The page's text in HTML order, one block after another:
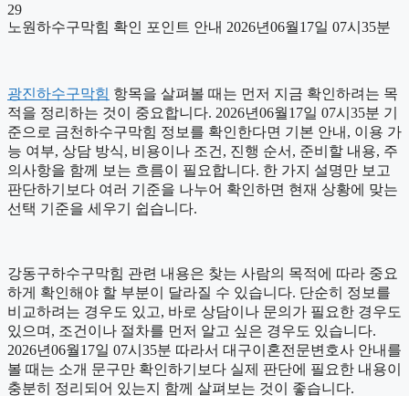
29
노원하수구막힘 확인 포인트 안내 2026년06월17일 07시35분
광진하수구막힘 항목을 살펴볼 때는 먼저 지금 확인하려는 목
적을 정리하는 것이 중요합니다. 2026년06월17일 07시35분 기
준으로 금천하수구막힘 정보를 확인한다면 기본 안내, 이용 가
능 여부, 상담 방식, 비용이나 조건, 진행 순서, 준비할 내용, 주
의사항을 함께 보는 흐름이 필요합니다. 한 가지 설명만 보고
판단하기보다 여러 기준을 나누어 확인하면 현재 상황에 맞는
선택 기준을 세우기 쉽습니다.
강동구하수구막힘 관련 내용은 찾는 사람의 목적에 따라 중요
하게 확인해야 할 부분이 달라질 수 있습니다. 단순히 정보를
비교하려는 경우도 있고, 바로 상담이나 문의가 필요한 경우도
있으며, 조건이나 절차를 먼저 알고 싶은 경우도 있습니다.
2026년06월17일 07시35분 따라서 대구이혼전문변호사 안내를
볼 때는 소개 문구만 확인하기보다 실제 판단에 필요한 내용이
충분히 정리되어 있는지 함께 살펴보는 것이 좋습니다.